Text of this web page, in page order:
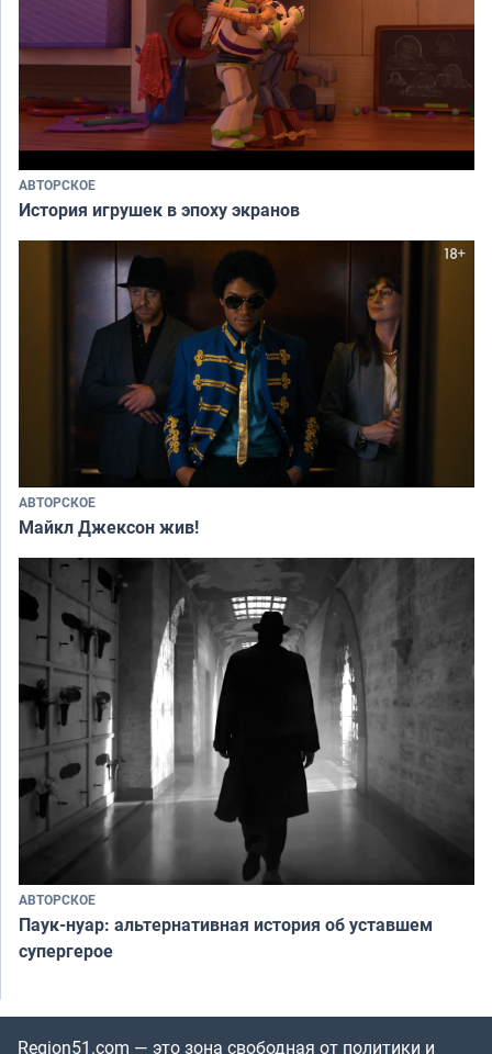
АВТОРСКОЕ
История игрушек в эпоху экранов
АВТОРСКОЕ
Майкл Джексон жив!
АВТОРСКОЕ
Паук-нуар: альтернативная история об уставшем
супергерое
Region51.com — это зона свободная от политики и